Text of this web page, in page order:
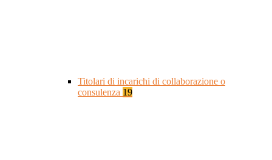
Titolari di incarichi di collaborazione o
consulenza 19